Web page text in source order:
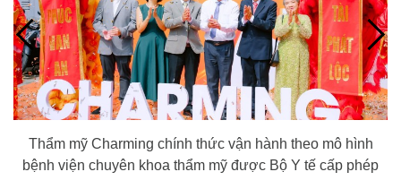
Thẩm mỹ Charming chính thức vận hành theo mô hình
bệnh viện chuyên khoa thẩm mỹ được Bộ Y tế cấp phép